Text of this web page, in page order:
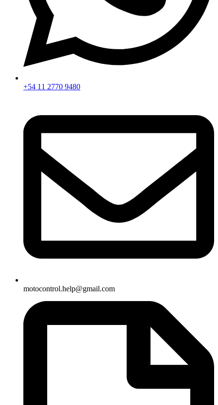
+54 11 2770 9480
motocontrol.help@gmail.com